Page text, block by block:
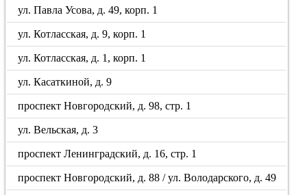
ул. Павла Усова, д. 49, корп. 1
ул. Котласская, д. 9, корп. 1
ул. Котласская, д. 1, корп. 1
ул. Касаткиной, д. 9
проспект Новгородский, д. 98, стр. 1
ул. Вельская, д. 3
проспект Ленинградский, д. 16, стр. 1
проспект Новгородский, д. 88 / ул. Володарского, д. 49